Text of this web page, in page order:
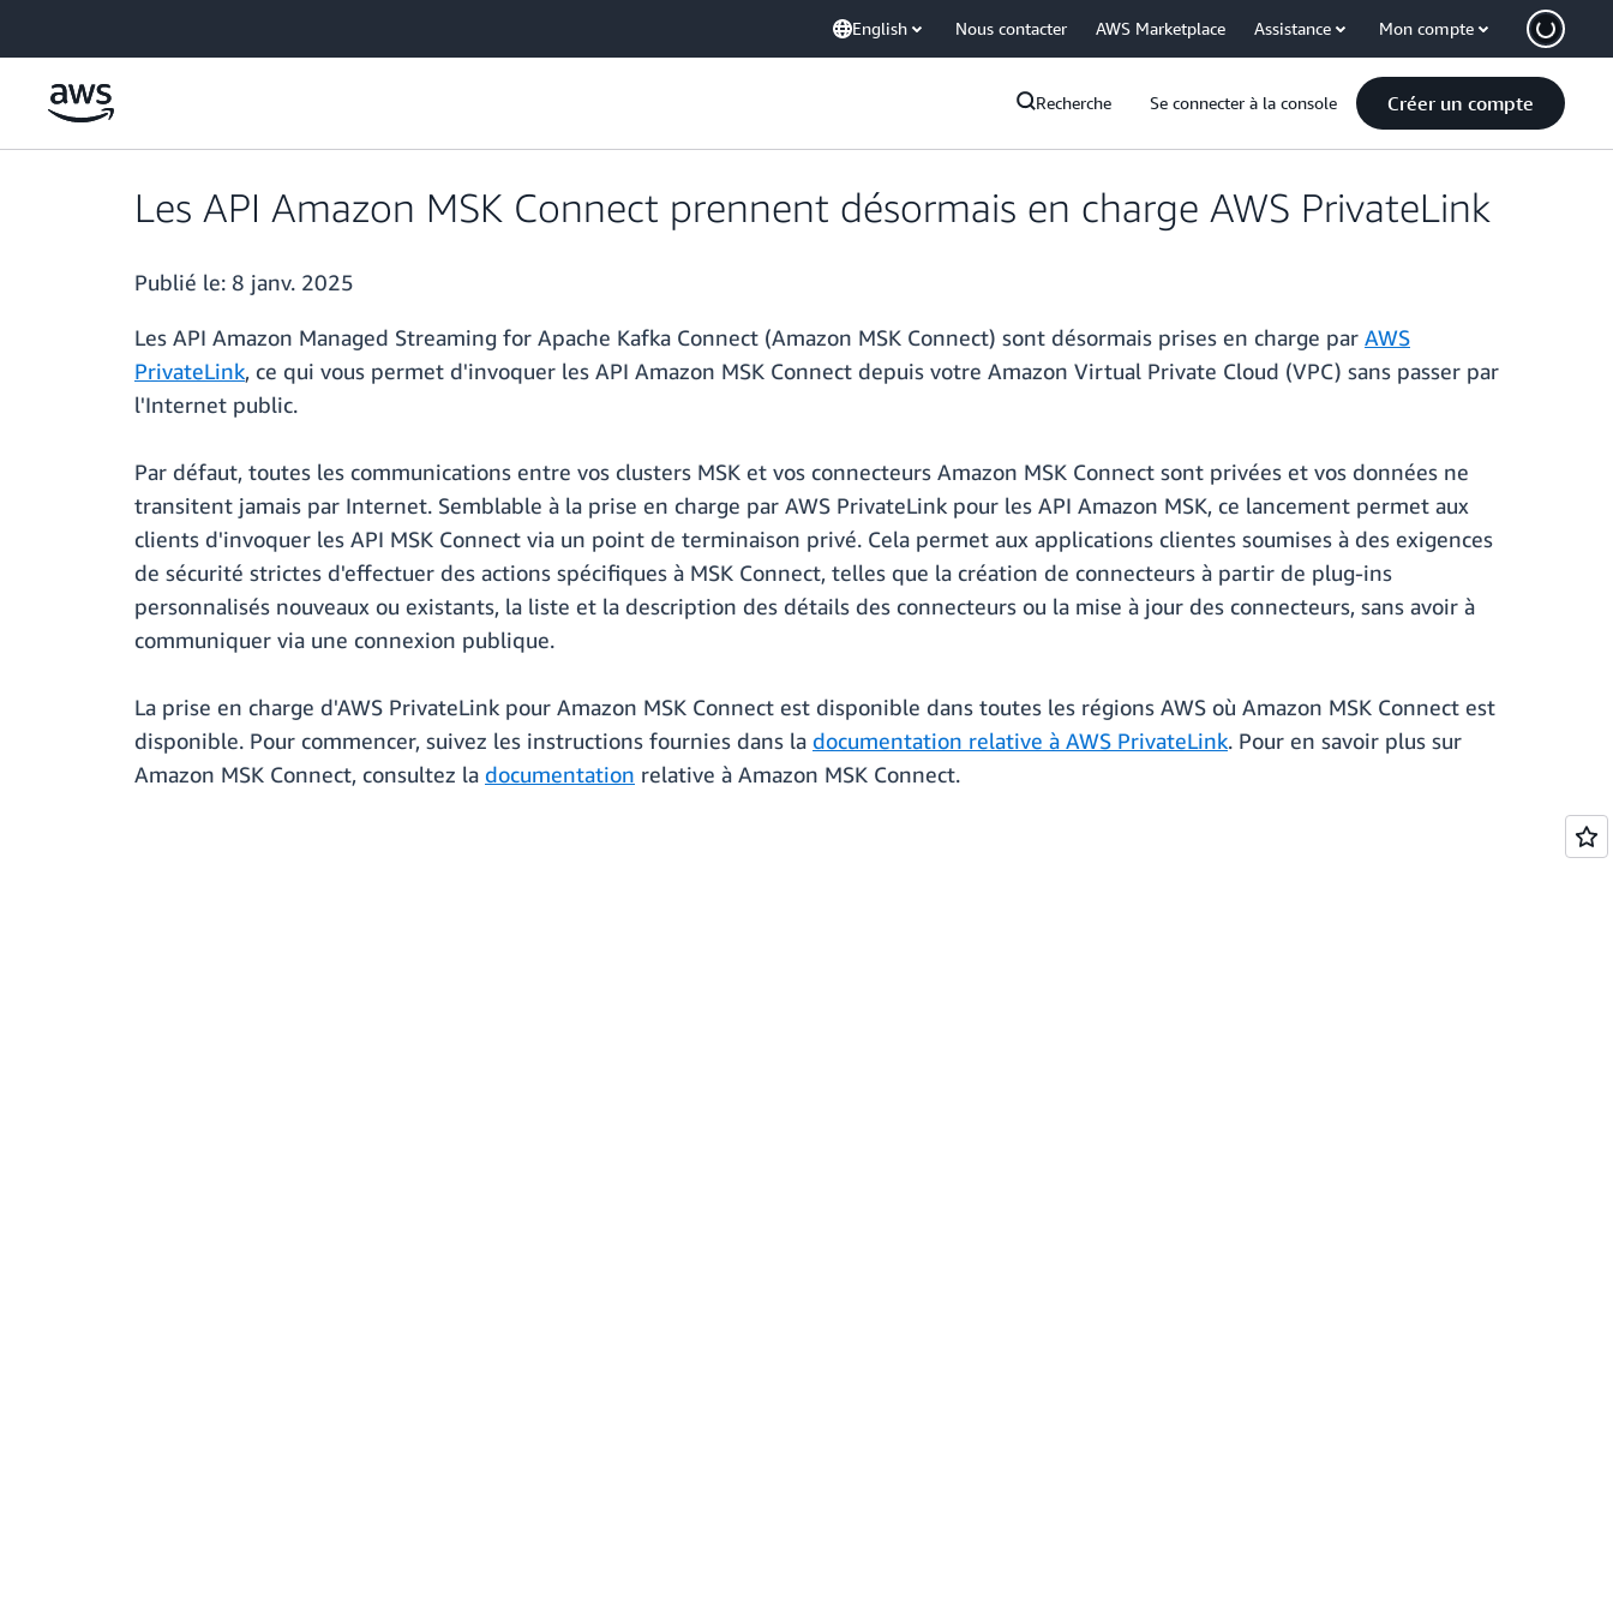
English Nous contacter AWS Marketplace Assistance Mon compte
Recherche Se connecter à la console Créer un compte
Les API Amazon MSK Connect prennent désormais en charge AWS PrivateLink
Publié le: 8 janv. 2025
Les API Amazon Managed Streaming for Apache Kafka Connect (Amazon MSK Connect) sont désormais prises en charge par AWS
PrivateLink, ce qui vous permet d'invoquer les API Amazon MSK Connect depuis votre Amazon Virtual Private Cloud (VPC) sans passer par
l'Internet public.
Par défaut, toutes les communications entre vos clusters MSK et vos connecteurs Amazon MSK Connect sont privées et vos données ne
transitent jamais par Internet. Semblable à la prise en charge par AWS PrivateLink pour les API Amazon MSK, ce lancement permet aux
clients d'invoquer les API MSK Connect via un point de terminaison privé. Cela permet aux applications clientes soumises à des exigences
de sécurité strictes d'effectuer des actions spécifiques à MSK Connect, telles que la création de connecteurs à partir de plug-ins
personnalisés nouveaux ou existants, la liste et la description des détails des connecteurs ou la mise à jour des connecteurs, sans avoir à
communiquer via une connexion publique.
La prise en charge d'AWS PrivateLink pour Amazon MSK Connect est disponible dans toutes les régions AWS où Amazon MSK Connect est
disponible. Pour commencer, suivez les instructions fournies dans la documentation relative à AWS PrivateLink. Pour en savoir plus sur
Amazon MSK Connect, consultez la documentation relative à Amazon MSK Connect.